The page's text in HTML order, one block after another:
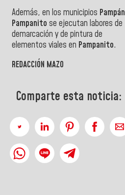
Además, en los municipios Pampán
Pampanito se ejecutan labores de
demarcación y de pintura de
elementos viales en Pampanito.
REDACCIÓN MAZO
Comparte esta noticia: